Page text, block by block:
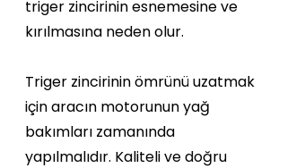
triger zincirinin esnemesine ve
kırılmasına neden olur.
Triger zincirinin ömrünü uzatmak
için aracın motorunun yağ
bakımları zamanında
yapılmalıdır. Kaliteli ve doğru